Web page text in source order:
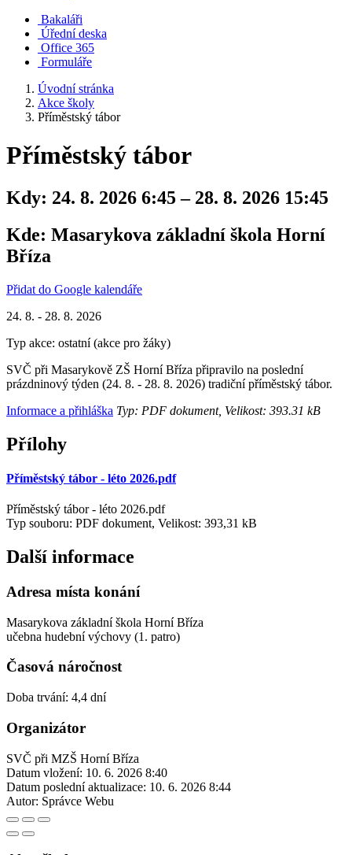
Bakaláři
Úřední deska
Office 365
Formuláře
Úvodní stránka
Akce školy
Příměstský tábor
Příměstský tábor
Kdy: 24. 8. 2026 6:45 – 28. 8. 2026 15:45
Kde: Masarykova základní škola Horní
Bříza
Přidat do Google kalendáře
24. 8. - 28. 8. 2026
Typ akce: ostatní (akce pro žáky)
SVČ při Masarykově ZŠ Horní Bříza připravilo na poslední
prázdninový týden (24. 8. - 28. 8. 2026) tradiční příměstský tábor.
Informace a přihláška Typ: PDF dokument, Velikost: 393.31 kB
Přílohy
Příměstský tábor - léto 2026.pdf
Příměstský tábor - léto 2026.pdf
Typ souboru: PDF dokument, Velikost: 393,31 kB
Další informace
Adresa místa konání
Masarykova základní škola Horní Bříza
učebna hudební výchovy (1. patro)
Časová náročnost
Doba trvání: 4,4 dní
Organizátor
SVČ při MZŠ Horní Bříza
Datum vložení: 10. 6. 2026 8:40
Datum poslední aktualizace: 10. 6. 2026 8:44
Autor: Správce Webu